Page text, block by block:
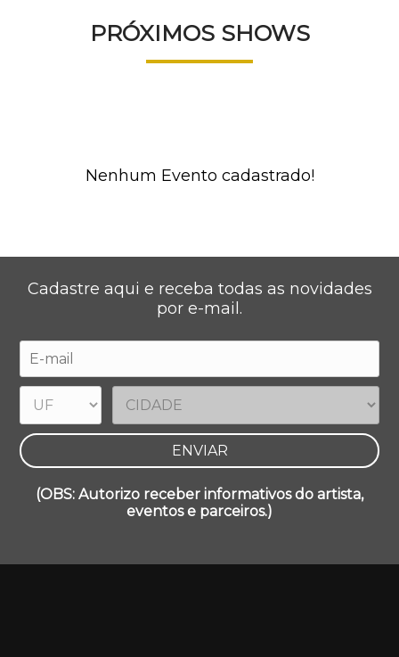
PRÓXIMOS SHOWS
Nenhum Evento cadastrado!
Cadastre aqui e receba todas as novidades
por e-mail.
(OBS: Autorizo receber informativos do artista,
eventos e parceiros.)